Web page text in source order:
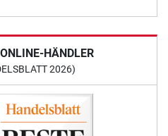
HÄNDLER
2026)